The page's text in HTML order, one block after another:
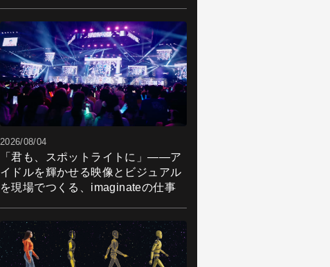
2026/08/04
「君も、スポットライトに」――ア
イドルを輝かせる映像とビジュアル
を現場でつくる、imaginateの仕事